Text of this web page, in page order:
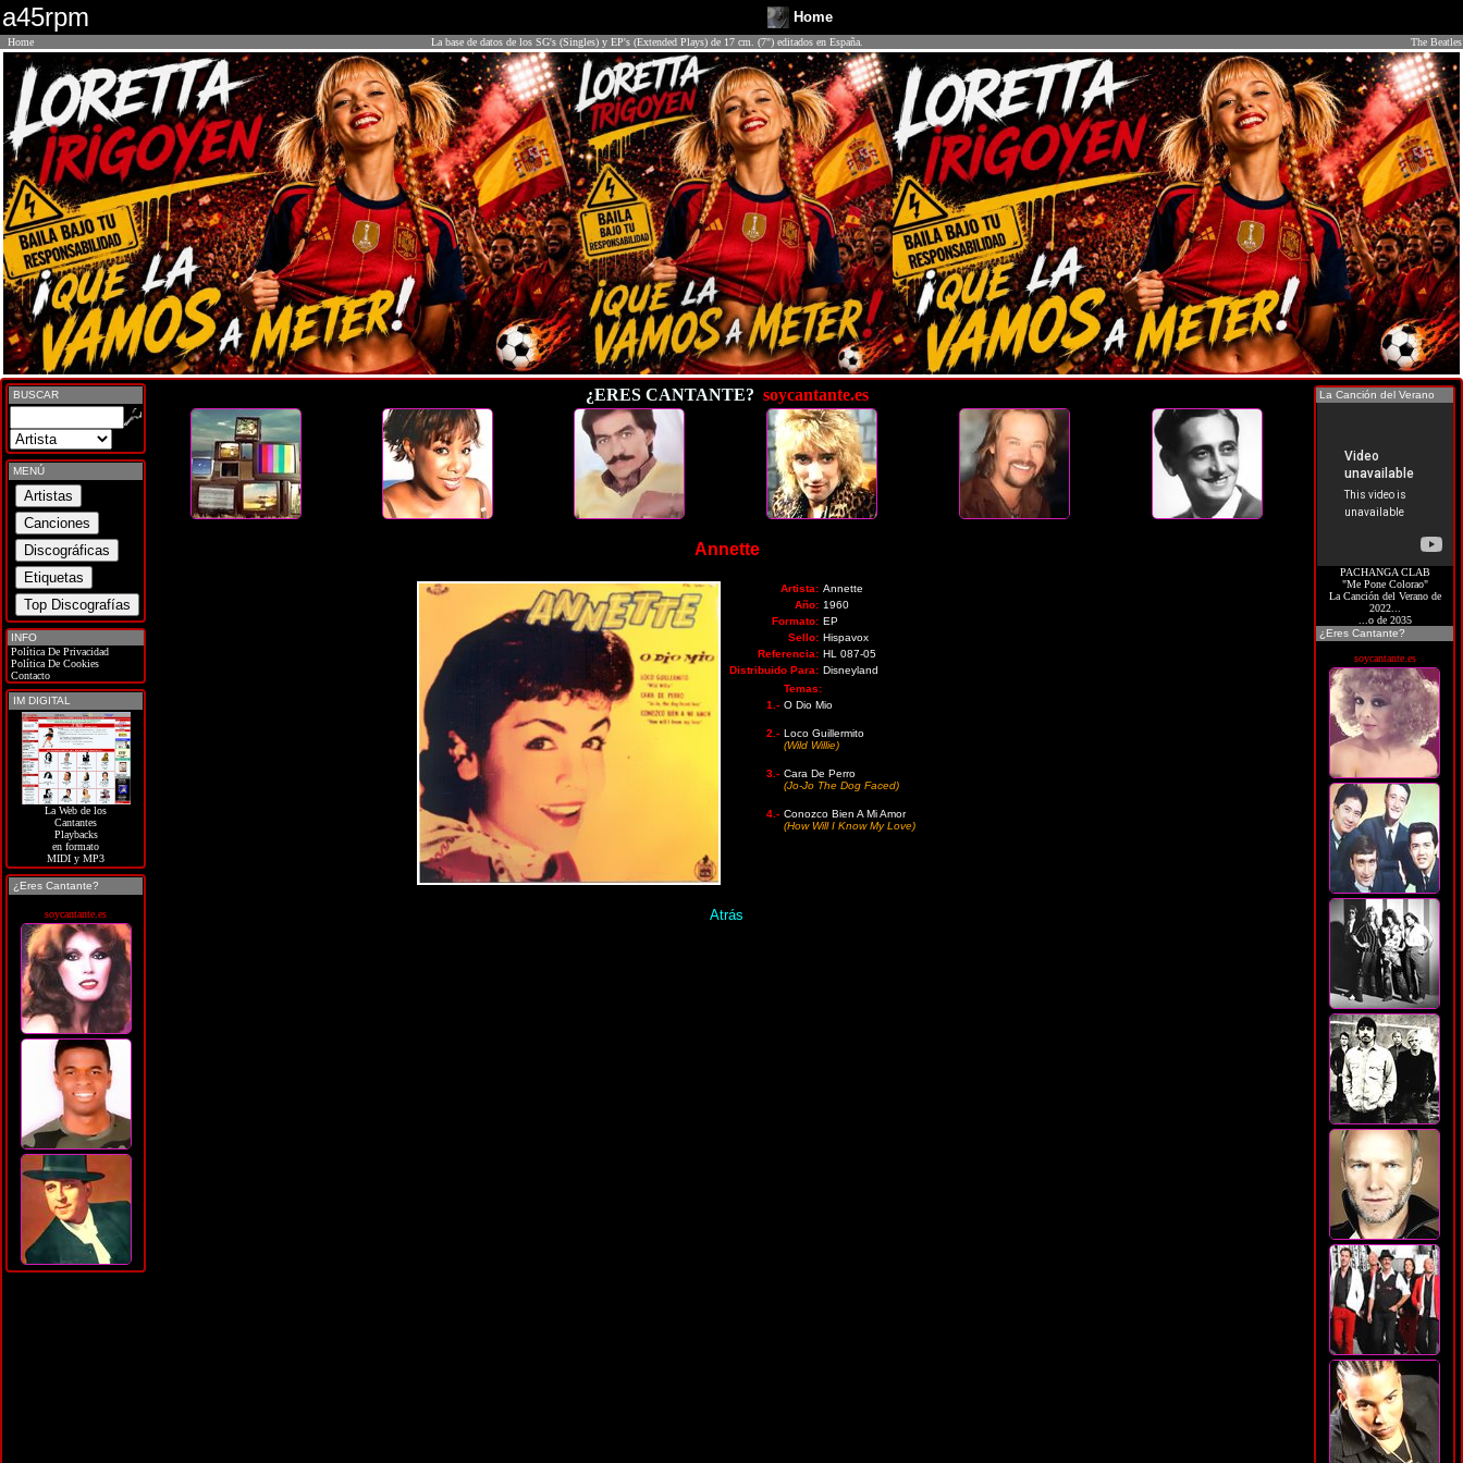
a45rpm Home
Home La base de datos de los SG's (Singles) y EP's (Extended Plays) de 17 cm. (7") editados en España. The Beatles
BUSCAR
MENÚ
INFO
Política De Privacidad
Política De Cookies
Contacto
IM DIGITAL
La Web de los
Cantantes
Playbacks
en formato
MIDI y MP3
¿Eres Cantante?
soycantante.es
¿ERES CANTANTE? soycantante.es
Annette
Artista: Annette
Año: 1960
Formato: EP
Sello: Hispavox
Referencia: HL 087-05
Distribuido Para: Disneyland
Temas:
1.- O Dio Mio
2.- Loco Guillermito
(Wild Willie)
3.- Cara De Perro
(Jo-Jo The Dog Faced)
4.- Conozco Bien A Mi Amor
(How Will I Know My Love)
Atrás
La Canción del Verano
PACHANGA CLAB
"Me Pone Colorao"
La Canción del Verano de
2022...
...o de 2035
¿Eres Cantante?
soycantante.es